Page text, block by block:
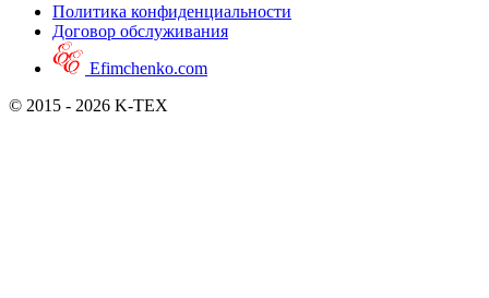
Политика конфиденциальности
Договор обслуживания
Efimchenko.com
© 2015 - 2026 K-TEX